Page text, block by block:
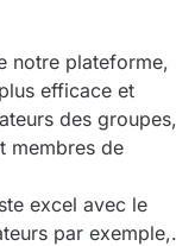
notre plateforme,
efficace et
des groupes,
membres de
excel avec le
par exemple,.